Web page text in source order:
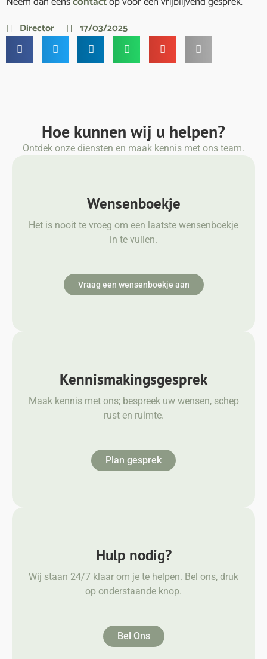
Director 17/03/2025
Hoe kunnen wij u helpen?
Ontdek onze diensten en maak kennis met ons team.
Wensenboekje
Het is nooit te vroeg om een laatste wensenboekje
in te vullen.
Vraag een wensenboekje aan
Kennismakingsgesprek
Maak kennis met ons; bespreek uw wensen, schep
rust en ruimte.
Plan gesprek
Hulp nodig?
Wij staan 24/7 klaar om je te helpen. Bel ons, druk
op onderstaande knop.
Bel Ons